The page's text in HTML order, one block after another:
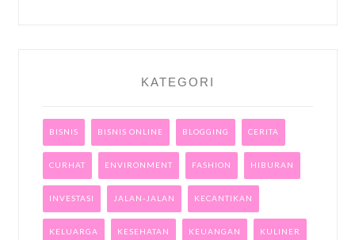
KATEGORI
BISNIS BISNIS ONLINE BLOGGING CERITA
CURHAT ENVIRONMENT FASHION HIBURAN
INVESTASI JALAN-JALAN KECANTIKAN
KELUARGA KESEHATAN KEUANGAN KULINER